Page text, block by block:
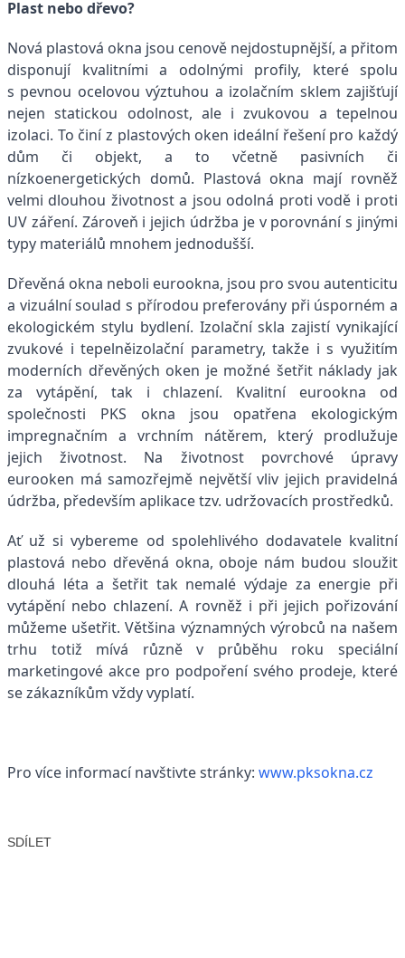
Plast nebo dřevo?
Nová plastová okna jsou cenově nejdostupnější, a přitom
disponují kvalitními a odolnými profily, které spolu
s pevnou ocelovou výztuhou a izolačním sklem zajišťují
nejen statickou odolnost, ale i zvukovou a tepelnou
izolaci. To činí z plastových oken ideální řešení pro každý
dům či objekt, a to včetně pasivních či
nízkoenergetických domů. Plastová okna mají rovněž
velmi dlouhou životnost a jsou odolná proti vodě i proti
UV záření. Zároveň i jejich údržba je v porovnání s jinými
typy materiálů mnohem jednodušší.
Dřevěná okna neboli eurookna, jsou pro svou autenticitu
a vizuální soulad s přírodou preferovány při úsporném a
ekologickém stylu bydlení. Izolační skla zajistí vynikající
zvukové i tepelněizolační parametry, takže i s využitím
moderních dřevěných oken je možné šetřit náklady jak
za vytápění, tak i chlazení. Kvalitní eurookna od
společnosti PKS okna jsou opatřena ekologickým
impregnačním a vrchním nátěrem, který prodlužuje
jejich životnost. Na životnost povrchové úpravy
eurooken má samozřejmě největší vliv jejich pravidelná
údržba, především aplikace tzv. udržovacích prostředků.
Ať už si vybereme od spolehlivého dodavatele kvalitní
plastová nebo dřevěná okna, oboje nám budou sloužit
dlouhá léta a šetřit tak nemalé výdaje za energie při
vytápění nebo chlazení. A rovněž i při jejich pořizování
můžeme ušetřit. Většina významných výrobců na našem
trhu totiž mívá různě v průběhu roku speciální
marketingové akce pro podpoření svého prodeje, které
se zákazníkům vždy vyplatí.
Pro více informací navštivte stránky: www.pksokna.cz
SDÍLET